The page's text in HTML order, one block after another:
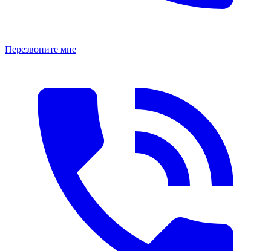
Перезвоните мне